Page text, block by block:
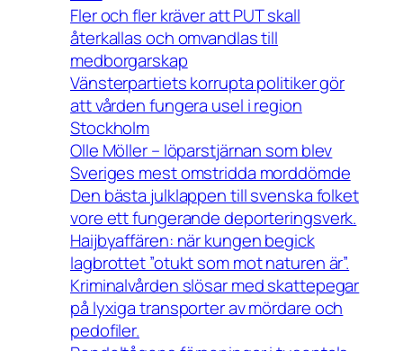
Fler och fler kräver att PUT skall
återkallas och omvandlas till
medborgarskap
Vänsterpartiets korrupta politiker gör
att vården fungera usel i region
Stockholm
Olle Möller – löparstjärnan som blev
Sveriges mest omstridda morddömde
Den bästa julklappen till svenska folket
vore ett fungerande deporteringsverk.
Haijbyaffären: när kungen begick
lagbrottet ”otukt som mot naturen är”.
Kriminalvården slösar med skattepegar
på lyxiga transporter av mördare och
pedofiler.